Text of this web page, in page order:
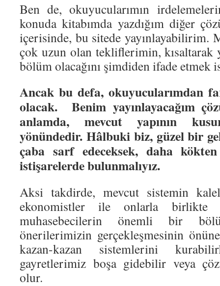
Ben de, okuyucularımın
konuda kitabımda yazdığım diğer
içerisinde, bu sitede yayınlayabilirim.
çok uzun olan tekliflerimin, kısaltarak
bölüm olacağını şimdiden ifade etmek
Ancak bu defa, okuyucularımdan
olacak. Benim yayınlayacağım
anlamda, mevcut yapının
yönündedir. Hâlbuki biz, güzel bir
çaba sarf edeceksek, daha
istişarelerde bulunmalıyız.
Aksi takdirde, mevcut sistemin
ekonomistler ile onlarla birlikte
muhasebecilerin önemli bir
önerilerimizin gerçekleşmesinin
kazan-kazan sistemlerini
gayretlerimiz boşa gidebilir veya
olur.